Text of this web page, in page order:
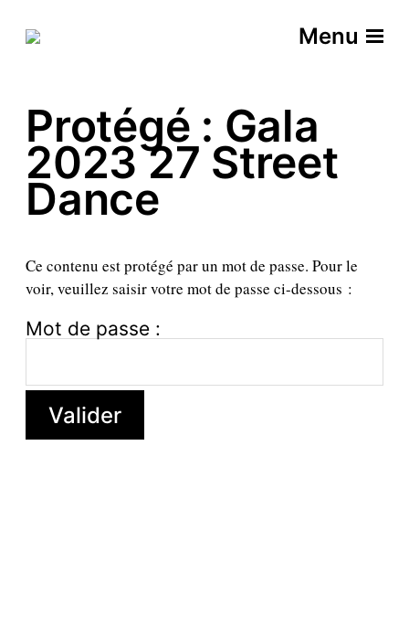
Menu
Protégé : Gala
2023 27 Street
Dance
Ce contenu est protégé par un mot de passe. Pour le
voir, veuillez saisir votre mot de passe ci-dessous :
Mot de passe :